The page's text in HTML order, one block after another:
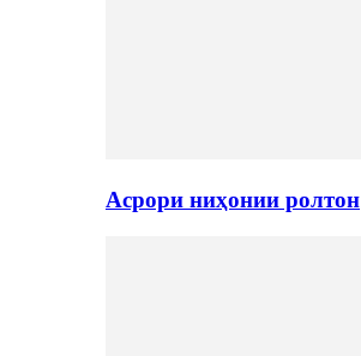
Асрори ниҳонии ролтон